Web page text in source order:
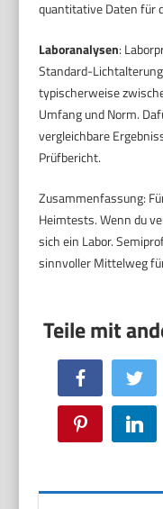
quantitative Daten für
Laboranalysen:
Standard-
typischerweise
Umfang und Norm.
vergleichbare
Prüfbericht.
Zusammenfassung:
Heimtests. Wenn du
sich ein Labor.
sinnvoller Mittelweg
Facebook
Pinterest